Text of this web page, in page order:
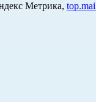
Метрика,